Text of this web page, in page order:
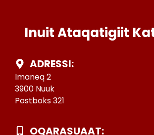
Inuit Ataqatigiit
ADRESSI:
Imaneq 2
3900 Nuuk
Postboks 321
OQARASUAAT: